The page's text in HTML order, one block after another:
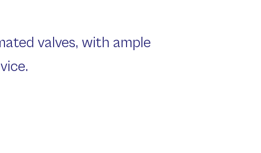
valves, with ample